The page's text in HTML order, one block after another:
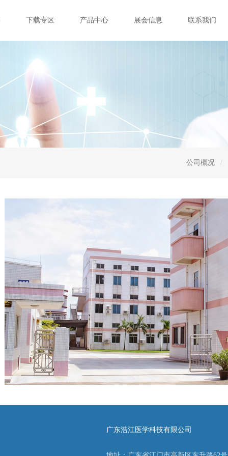
下载专区 产品中心 展会信息 联系我们
公司概况
广东浩江医学科技有限公司